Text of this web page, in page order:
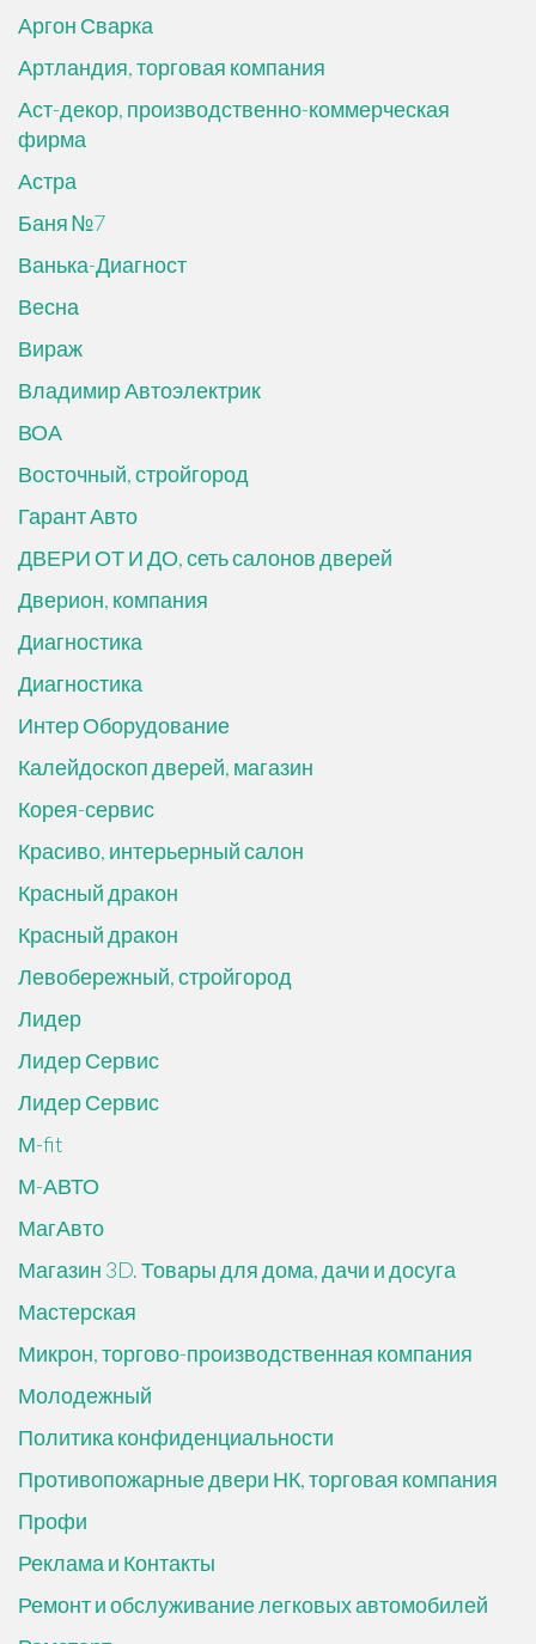
Аргон Сварка
Артландия, торговая компания
Аст-декор, производственно-коммерческая
фирма
Астра
Баня №7
Ванька-Диагност
Весна
Вираж
Владимир Автоэлектрик
ВОА
Восточный, стройгород
Гарант Авто
ДВЕРИ ОТ И ДО, сеть салонов дверей
Дверион, компания
Диагностика
Диагностика
Интер Оборудование
Калейдоскоп дверей, магазин
Корея-сервис
Красиво, интерьерный салон
Красный дракон
Красный дракон
Левобережный, стройгород
Лидер
Лидер Сервис
Лидер Сервис
М-fit
М-АВТО
МагАвто
Магазин 3D. Товары для дома, дачи и досуга
Мастерская
Микрон, торгово-производственная компания
Молодежный
Политика конфиденциальности
Противопожарные двери НК, торговая компания
Профи
Реклама и Контакты
Ремонт и обслуживание легковых автомобилей